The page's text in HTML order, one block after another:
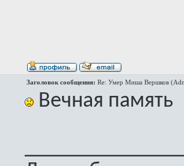
Заголовок сообщения: Re: Умер Миша Вершков
Вечная память